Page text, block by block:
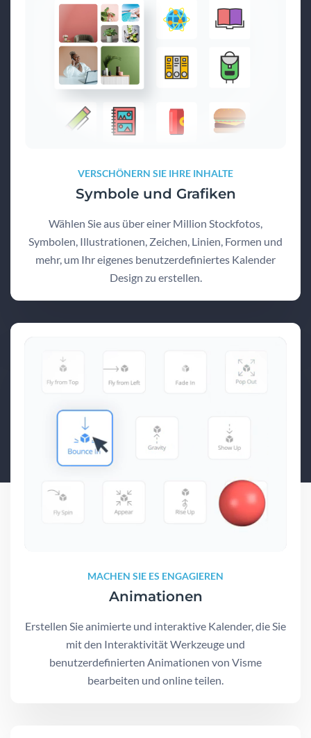
VERSCHÖNERN SIE IHRE INHALTE
Symbole und Grafiken
Wählen Sie aus über einer Million Stockfotos,
Symbolen, Illustrationen, Zeichen, Linien, Formen und
mehr, um Ihr eigenes benutzerdefiniertes Kalender
Design zu erstellen.
MACHEN SIE ES ENGAGIEREN
Animationen
Erstellen Sie animierte und interaktive Kalender, die Sie
mit den Interaktivität Werkzeuge und
benutzerdefinierten Animationen von Visme
bearbeiten und online teilen.